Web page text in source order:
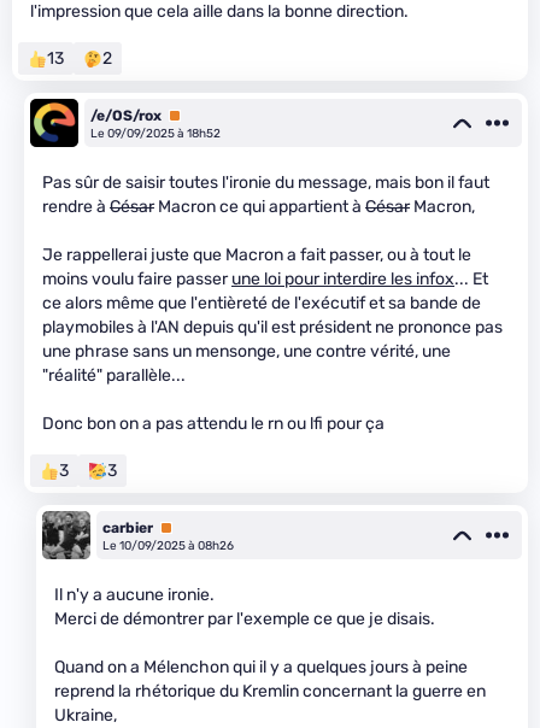
l'impression que cela aille dans la bonne direction.
13 2
/e/OS/rox Premium
Le 09/09/2025 à 18h52
Pas sûr de saisir toutes l'ironie du message, mais bon il faut
rendre à CésarMacron ce qui appartient à CésarMacron,
Je rappellerai juste que Macron a fait passer, ou à tout le
moins voulu faire passerune loi pour interdire les infox... Et
ce alors même que l'entièreté de l'exécutif et sa bande de
playmobiles à l'AN depuis qu'il est président ne prononce pas
une phrase sans un mensonge, une contre vérité, une
"réalité" parallèle...
Donc bon on a pas attendu le rn ou lfi pour ça
3 3
carbier Premium
Le 10/09/2025 à 08h26
Il n'y a aucune ironie.
Merci de démontrer par l'exemple ce que je disais.
Quand on a Mélenchon qui il y a quelques jours à peine
reprend la rhétorique du Kremlin concernant la guerre en
Ukraine,